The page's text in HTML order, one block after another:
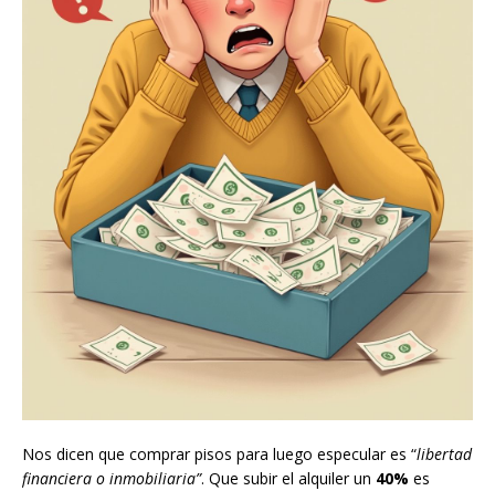
Nos dicen que comprar pisos para luego especular es “libertad
financiera o inmobiliaria”. Que subir el alquiler un 40% es